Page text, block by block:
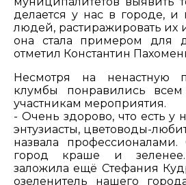
делается у нас в городе, и
людей, растиражировать их
она стала примером для
отметил Константин
Несмотря на ненастную
клумбы понравились
участникам мероприятия.
- Очень здорово, что есть у
энтузиасты, цветоводы-
назвала
город краше и
заложила ещё Стефания
озеленитель нашего